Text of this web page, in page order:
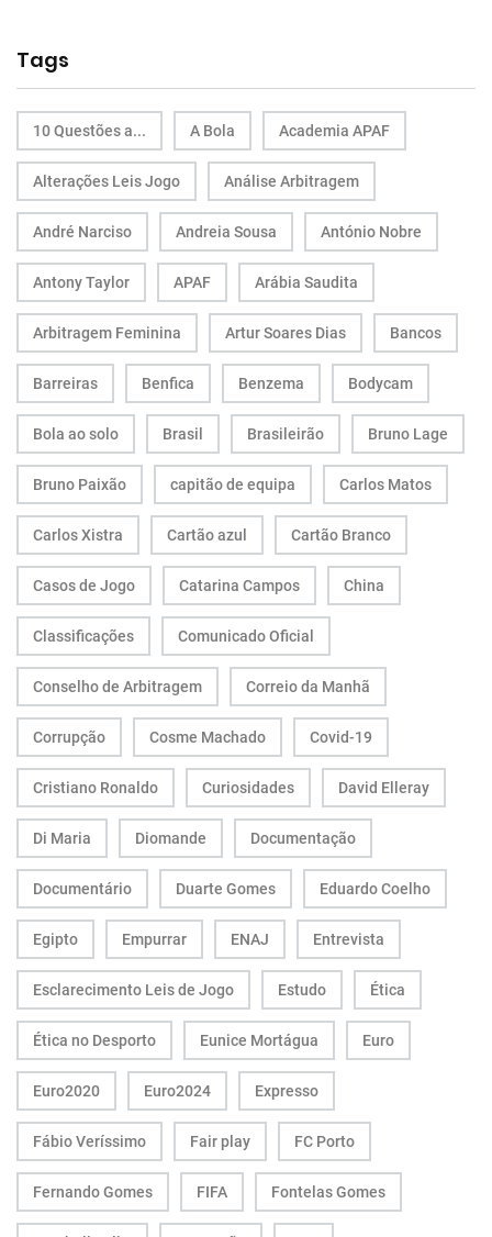
Tags
10 Questões a... A Bola Academia APAF
Alterações Leis Jogo Análise Arbitragem
André Narciso Andreia Sousa António Nobre
Antony Taylor APAF Arábia Saudita
Arbitragem Feminina Artur Soares Dias Bancos
Barreiras Benfica Benzema Bodycam
Bola ao solo Brasil Brasileirão Bruno Lage
Bruno Paixão capitão de equipa Carlos Matos
Carlos Xistra Cartão azul Cartão Branco
Casos de Jogo Catarina Campos China
Classificações Comunicado Oficial
Conselho de Arbitragem Correio da Manhã
Corrupção Cosme Machado Covid-19
Cristiano Ronaldo Curiosidades David Elleray
Di Maria Diomande Documentação
Documentário Duarte Gomes Eduardo Coelho
Egipto Empurrar ENAJ Entrevista
Esclarecimento Leis de Jogo Estudo Ética
Ética no Desporto Eunice Mortágua Euro
Euro2020 Euro2024 Expresso
Fábio Veríssimo Fair play FC Porto
Fernando Gomes FIFA Fontelas Gomes